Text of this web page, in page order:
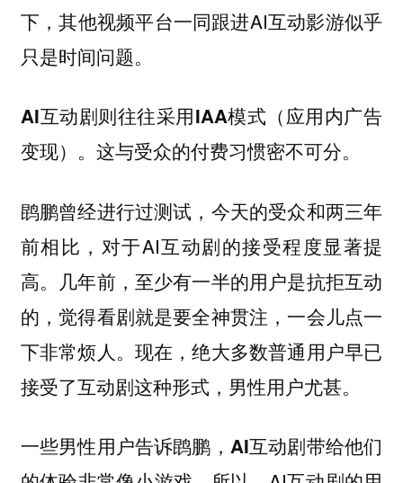
下，其他视频平台一同跟进AI互动影游似乎
只是时间问题。
AI互动剧则往往采用IAA模式（应用内广告
变现）。这与受众的付费习惯密不可分。
鹍鹏曾经进行过测试，今天的受众和两三年
前相比，对于AI互动剧的接受程度显著提
高。几年前，至少有一半的用户是抗拒互动
的，觉得看剧就是要全神贯注，一会儿点一
下非常烦人。现在，绝大多数普通用户早已
接受了互动剧这种形式，男性用户尤甚。
一些男性用户告诉鹍鹏， AI互动剧带给他们